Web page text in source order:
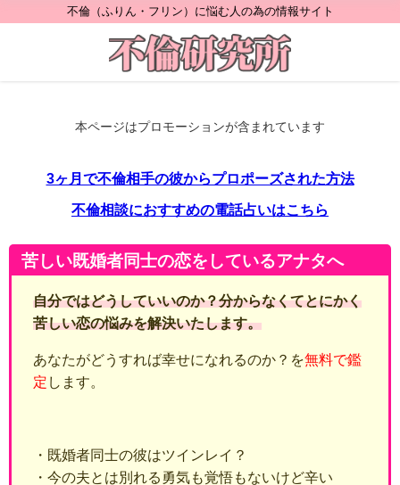
不倫（ふりん・フリン）に悩む人の為の情報サイト
本ページはプロモーションが含まれています
3ヶ月で不倫相手の彼からプロポーズされた方法
不倫相談におすすめの電話占いはこちら
苦しい既婚者同士の恋をしているアナタへ
自分ではどうしていいのか？分からなくてとにかく
苦しい恋の悩みを解決いたします。
あなたがどうすれば幸せになれるのか？を無料で鑑
定 します。
・既婚者同士の彼はツインレイ？
・今の夫とは別れる勇気も覚悟もないけど辛い